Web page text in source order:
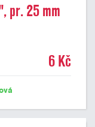
pr. 25 mm
6 Kč